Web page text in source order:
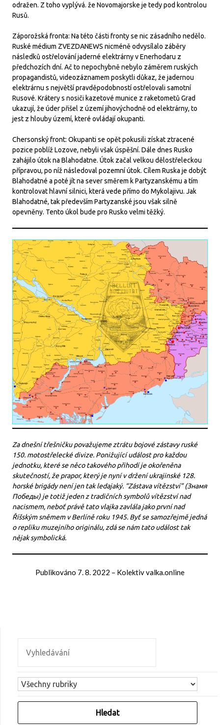
odražen. Z toho vyplývá. že Novomajorske je tedy pod kontrolou
Rusů.
Záporožská fronta: Na této části fronty se nic zásadního nedělo.
Ruské médium ZVEZDANEWS nicméně odvysílalo záběry
následků ostřelování jaderné elektrárny v Enerhodaru z
předchozích dní. Ač to nepochybně nebylo záměrem ruských
propagandistů, videozáznamem poskytli důkaz, že jadernou
elektrárnu s největší pravděpodobností ostřelovali samotní
Rusové. Krátery s nosiči kazetové munice z raketometů Grad
ukazují, že úder přišel z území jihovýchodně od elektrárny, to
jest z hlouby území, které ovládají okupanti.
Chersonský front: Okupanti se opět pokusili získat ztracené
pozice poblíž Lozove, nebyli však úspěšní. Dále dnes Rusko
zahájilo útok na Blahodatne. Útok začal velkou dělostřeleckou
přípravou, po níž následoval pozemní útok. Cílem Ruska je dobýt
Blahodatné a poté jít na sever směrem k Partyzanskému a tím
kontrolovat hlavní silnici, která vede přímo do Mykolajivu. Jak
Blahodatné, tak především Partyzanské jsou však silně
opevněny. Tento úkol bude pro Rusko velmi těžký.
Za dnešní třešničku považujeme ztrátu bojové zástavy ruské
150. motostřelecké divize. Ponižující událost pro každou
jednotku, které se něco takového přihodí je okořeněna
skutečností, že prapor, který je nyní v držení ukrajinské 128.
horské brigády není jen tak ledajaký. “Zástava vítězství” (Знамя
Победы) je totiž jeden z tradičních symbolů vítězství nad
nacismem, neboť právě tato vlajka zavlála jako první nad
Říšským sněmem v Berlíně roku 1945. Byť se samozřejmě jedná
o repliku muzejního originálu, zdá se nám tato událost tak
nějak symbolická.
Publikováno 7. 8. 2022 – Kolektiv valka.online